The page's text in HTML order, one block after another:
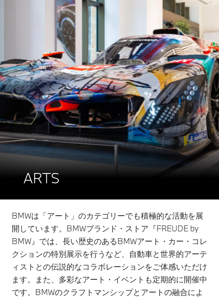
ARTS
BMWは「アート」のカテゴリーでも積極的な活動を展
開しています。BMWブランド・ストア『FREUDE by
BMW』では、長い歴史のあるBMWアート・カー・コレ
クションの特別展示を行うなど、自動車と世界的アーテ
ィストとの伝説的なコラボレーションをご体感いただけ
ます。また、多彩なアート・イベントも定期的に開催中
です。BMWのクラフトマンシップとアートの融合によ